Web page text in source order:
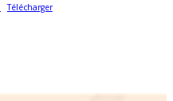
Télécharger